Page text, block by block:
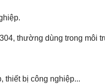
thường dùng trong môi
thiết bị công nghiệp...